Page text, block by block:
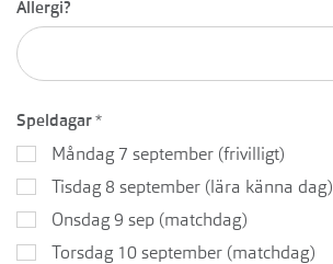
Allergi?
Speldagar *
Måndag 7 september (frivilligt)
Tisdag 8 september (lära känna dag)
Onsdag 9 sep (matchdag)
Torsdag 10 september (matchdag)